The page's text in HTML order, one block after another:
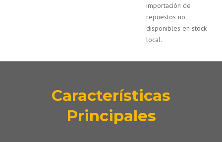
importación de
repuestos no
disponibles en stock
local.
Características
Principales